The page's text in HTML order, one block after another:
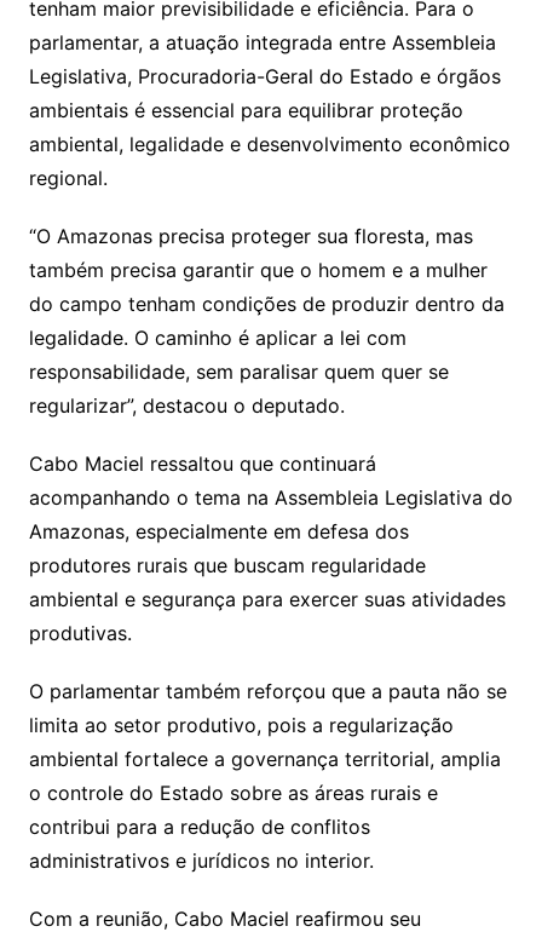
tenham maior previsibilidade e eficiência. Para o
parlamentar, a atuação integrada entre Assembleia
Legislativa, Procuradoria-Geral do Estado e órgãos
ambientais é essencial para equilibrar proteção
ambiental, legalidade e desenvolvimento econômico
regional.
“O Amazonas precisa proteger sua floresta, mas
também precisa garantir que o homem e a mulher
do campo tenham condições de produzir dentro da
legalidade. O caminho é aplicar a lei com
responsabilidade, sem paralisar quem quer se
regularizar”, destacou o deputado.
Cabo Maciel ressaltou que continuará
acompanhando o tema na Assembleia Legislativa do
Amazonas, especialmente em defesa dos
produtores rurais que buscam regularidade
ambiental e segurança para exercer suas atividades
produtivas.
O parlamentar também reforçou que a pauta não se
limita ao setor produtivo, pois a regularização
ambiental fortalece a governança territorial, amplia
o controle do Estado sobre as áreas rurais e
contribui para a redução de conflitos
administrativos e jurídicos no interior.
Com a reunião, Cabo Maciel reafirmou seu